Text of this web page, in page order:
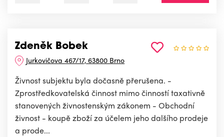
Zdeněk Bobek
Jurkovičova 467/17, 63800 Brno
Živnost subjektu byla dočasně přerušena. -
Zprostředkovatelská činnost mimo činností taxativně
stanovených živnostenským zákonem - Obchodní
živnost - koupě zboží za účelem jeho dalšího prodeje
a prode...